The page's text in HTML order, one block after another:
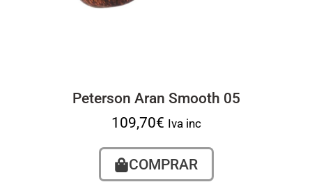
Peterson Aran Smooth 05
109,70€ Iva inc
COMPRAR